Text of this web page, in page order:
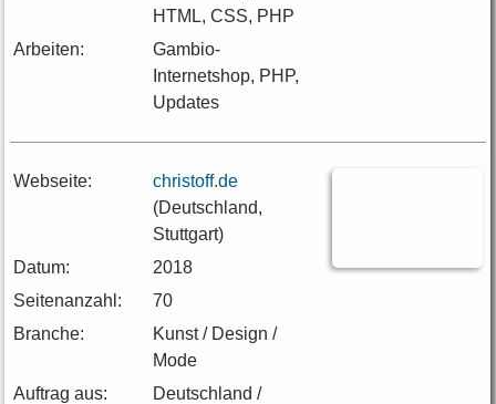
HTML, CSS, PHP
Arbeiten:
Gambio-
Internetshop, PHP,
Updates
Webseite:
christoff.de
(Deutschland,
Stuttgart)
Datum:
2018
Seitenanzahl:
70
Branche:
Kunst / Design /
Mode
Auftrag aus:
Deutschland /